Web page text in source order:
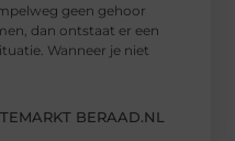
geen gehoor
dan ontstaat er een
Wanneer je niet
BERAAD.NL